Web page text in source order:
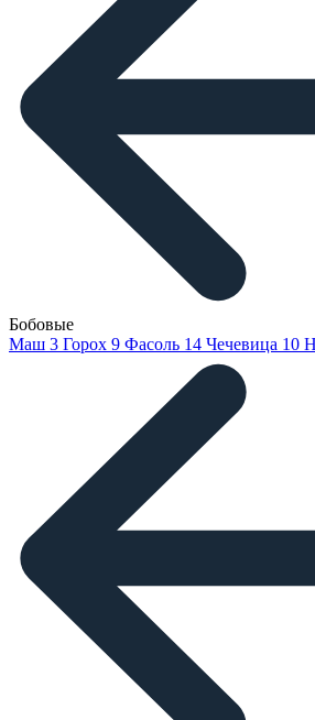
Бобовые
Маш 3 Горох 9 Фасоль 14 Чечевица 10